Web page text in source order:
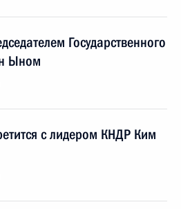
Государственного
Ыном
с лидером КНДР Ким